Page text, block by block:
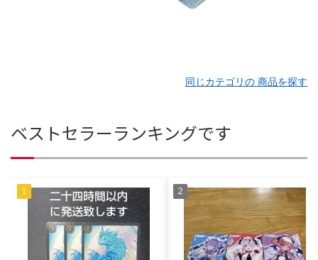
同じカテゴリの 商品を探す
ベストセラーランキングです